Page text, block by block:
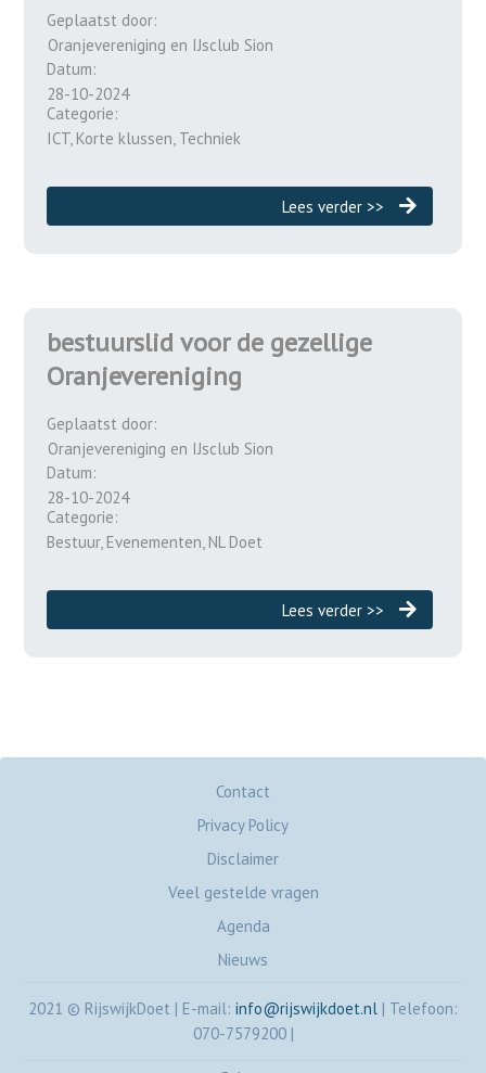
Geplaatst door:
Oranjevereniging en IJsclub Sion
Datum:
28-10-2024
Categorie:
ICT, Korte klussen, Techniek
Lees verder >>
bestuurslid voor de gezellige
Oranjevereniging
Geplaatst door:
Oranjevereniging en IJsclub Sion
Datum:
28-10-2024
Categorie:
Bestuur, Evenementen, NL Doet
Lees verder >>
Contact
Privacy Policy
Disclaimer
Veel gestelde vragen
Agenda
Nieuws
2021 © RijswijkDoet | E-mail: info@rijswijkdoet.nl | Telefoon:
070-7579200 |